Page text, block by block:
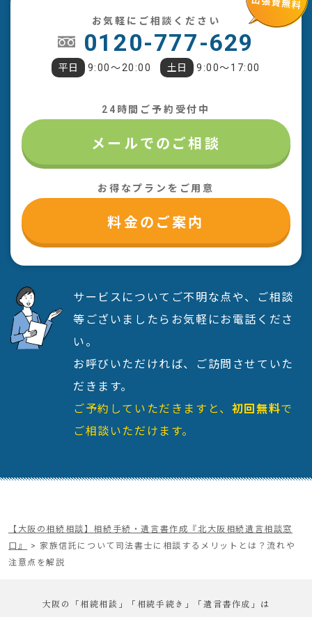
お気軽にご相談ください
0120-777-629
平日 9:00〜20:00 土日 9:00〜17:00
24時間ご予約受付中
メールでのご相談
お得なプランをご用意
料金のご案内
サービスについてご不明な点や、ご相談
等ございましたらお気軽にお電話くださ
い。
お呼びいただければ、ご訪問させていた
だきます。
ご予約していただきますと、 初回無料で
ご相談いただけます。
【大阪の相続相談】相続手続・遺言書作成『北大阪相続遺言相談窓
口』
> 家族信託について司法書士に相談するメリットとは？流れや
注意点を解説
大阪の「相続相談」「相続手続き」「遺言書作成」は